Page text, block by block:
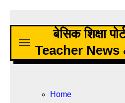
content
बेसिक शिक्षा
Teacher News
Home